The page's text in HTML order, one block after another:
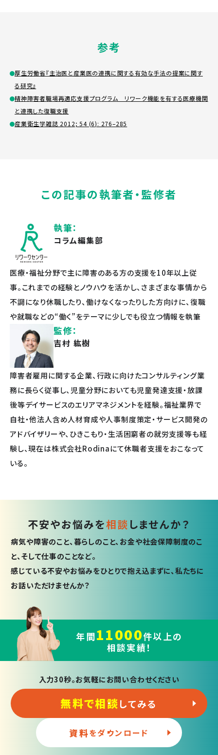
参考
厚生労働省『主治医と産業医の連携に関する有効な手法の提案に関す
る研究』
精神障害者職場再適応支援プログラム リワーク機能を有する医療機関
と連携した復職支援
産業衛生学雑誌 2012; 54 (6): 276–285
この記事の執筆者・監修者
執筆：
コラム編集部
医療・福祉分野で主に障害のある方の支援を10年以上従
事。これまでの経験とノウハウを活かし、さまざまな事情から
不調になり休職したり、働けなくなったりした方向けに、復職
や就職などの“働く”をテーマに少しでも役立つ情報を執筆
監修：
吉村 紘樹
障害者雇用に関する企業、行政に向けたコンサルティング業
務に長らく従事し、児童分野においても児童発達支援・放課
後等デイサービスのエリアマネジメントを経験。福祉業界で
自社・他法人含め人材育成や人事制度策定・サービス開発の
アドバイザリーや、ひきこもり・生活困窮者の就労支援等も経
験し、現在は株式会社Rodinaにて休職者支援をおこなって
いる。
不安やお悩みを相談 しませんか？
病気や障害のこと、暮らしのこと、お金や社会保障制度のこ
と、そして仕事のことなど。
感じている不安やお悩みをひとりで抱え込まずに、私たちに
お話いただけませんか？
年間11000件以上の
相談実績！
入力30秒。お気軽にお問い合わせください
無料で相談してみる
資料をダウンロード